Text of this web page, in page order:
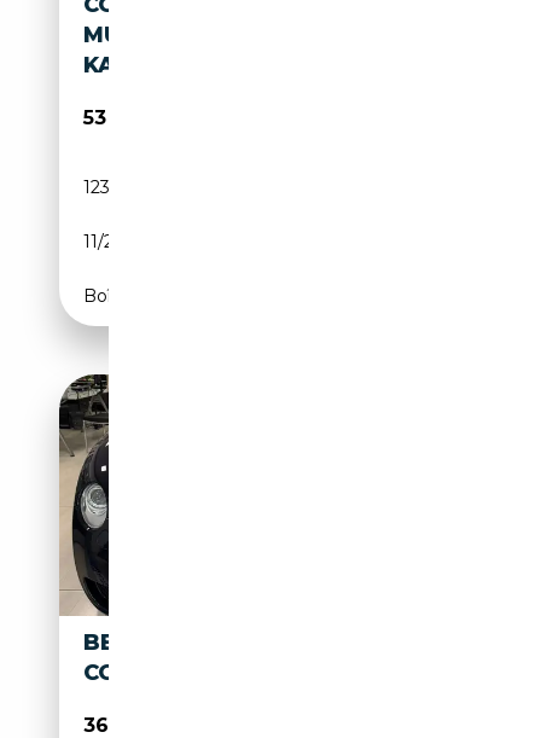
MULLINER CARBON DIAMOND
KAMERA
53 999€
123 000 km
11/2013
Boîte automatique
BENTLEY CONTINENTAL
CONTINENTAL GT 6.0 V12
36 900€